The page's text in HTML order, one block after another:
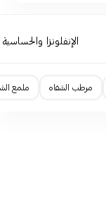
الإنفلونزا والحساسية
مرطب الشفاه ملمع